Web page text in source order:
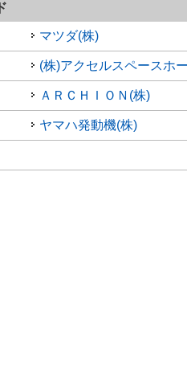
マツダ(株)
(株)アクセルスペースホ
ＡＲＣＨＩＯＮ(株)
ヤマハ発動機(株)